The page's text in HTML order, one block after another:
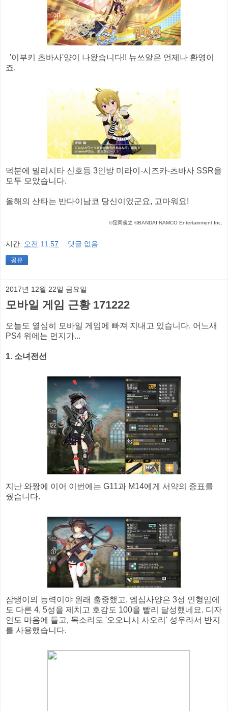
'이부키 츠바사'양이 나왔습니다!! 뉴쓰알은 언제나 환영이
죠.
덕분에 밀리시타 신호등 3인방 미라이-시즈카-츠바사 SSR을
모두 모았습니다.
올해의 산타는 반다이남코 당신이었군요, 고마워요!
©窪岡俊之 ©BANDAI NAMCO Entertainment Inc.
시간: 오전 11:57 댓글 없음:
공유
2017년 12월 22일 금요일
모바일 게임 근황 171222
오늘도 열심히 모바일 게임에 빠져 지내고 있습니다. 어느새
PS4 위에는 먼지가...
1. 소녀전선
지난 와짱에 이어 이번에는 G11과 M14에게 서약의 증표를
줬습니다.
잠탱이의 능력이야 원래 출중했고, 엠십사양은 3성 인형임에
도 다른 4, 5성을 제치고 호감도 100을 빨리 달성했네요. 디자
인도 마음에 들고, 목소리도 '오오니시 사오리' 성우라서 반지
를 사용했습니다.